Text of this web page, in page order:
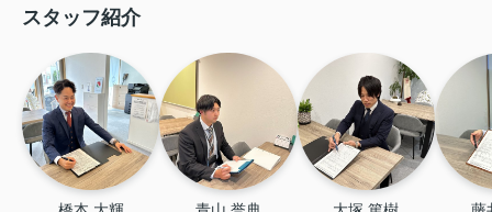
スタッフ紹介